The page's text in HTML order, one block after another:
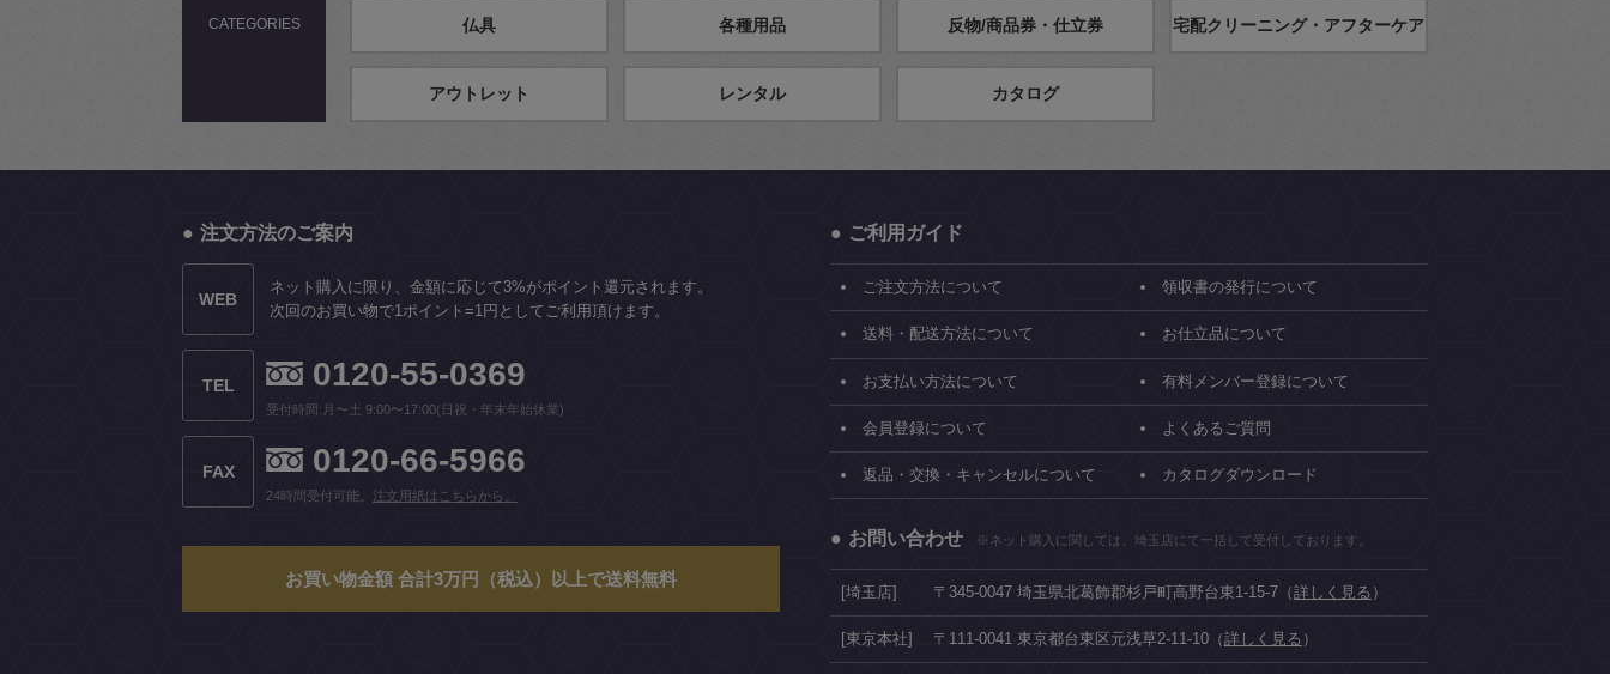
CATEGORIES 仏具 各種用品 反物/商品券・仕立券 宅配クリーニング・アフターケア
アウトレット レンタル カタログ
注文方法のご案内
WEB
ネット購入に限り、金額に応じて3%がポイント還元されます。
次回のお買い物で1ポイント=1円としてご利用頂けます。
TEL 0120-55-0369
受付時間:月〜土 9:00〜17:00(日祝・年末年始休業)
FAX 0120-66-5966
24時間受付可能。 注文用紙はこちらから。
お買い物金額 合計3万円（税込）以上で送料無料
ご利用ガイド
ご注文方法について
送料・配送方法について
お支払い方法について
会員登録について
返品・交換・キャンセルについて
領収書の発行について
お仕立品について
有料メンバー登録について
よくあるご質問
カタログダウンロード
お問い合わせ ※ネット購入に関しては、埼玉店にて一括して受付しております。
[埼玉店] 〒345-0047 埼玉県北葛飾郡杉戸町高野台東1-15-7（詳しく見る ）
[東京本社] 〒111-0041 東京都台東区元浅草2-11-10（詳しく見る ）